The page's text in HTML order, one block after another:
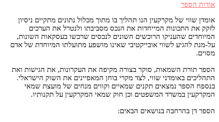
אודות הספר
אומדן שווי של מקרקעין הנו תהליך בו מתוך מכלול נתונים מתקיים ניסיון
לזקק את התכונות המייחדות את הנכס מסביבתו ולנטרל את הערכים
המיוחדים שהעניקו הרוכשים השונים לנכסים שרכשו בעסקאות השונות,
על-מנת להגיע לשווי אובייקטיבי שאינו מושפע מתועלתו המיוחדת של אדם
מסוים.
הספר תורת השמאות, סוקר בצורה מקיפה את העקרונות, את הגישות ואת
התהליכים באומדני שווי, לצד מקרי בוחן המאפיינים את השוק הישראלי.
בנספח הספר נמצאים תקנים שמאיים וקווים מנחים של מועצת שמאי
המקרקעין במשרד המשפטים וכן חוק שמאי המקרקעין על תקנותיו.
הספר דן בהרחבה בנושאים הבאים: